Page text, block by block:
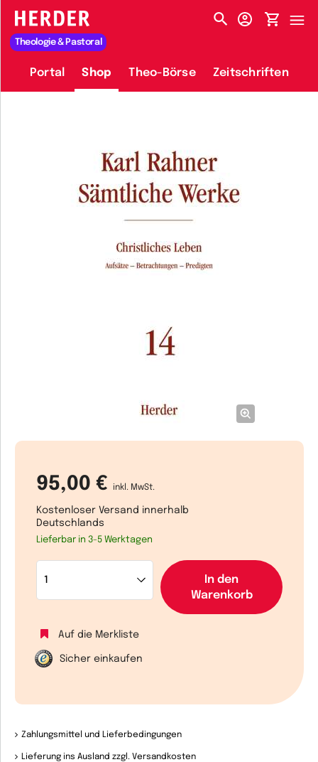
HERDER-MENÜ
Theologie & Pastoral
Portal Shop Theo-Börse Zeitschriften
95,00 € inkl. MwSt.
Kostenloser Versand innerhalb
Deutschlands
Lieferbar in 3-5 Werktagen
In den
Warenkorb
Auf die Merkliste
Sicher einkaufen
Zahlungsmittel und Lieferbedingungen
Lieferung ins Ausland zzgl. Versandkosten